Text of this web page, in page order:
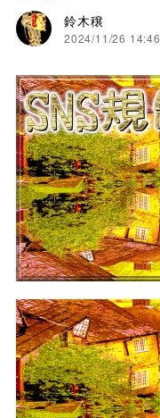
鈴木穣
2024/11/26 14:46